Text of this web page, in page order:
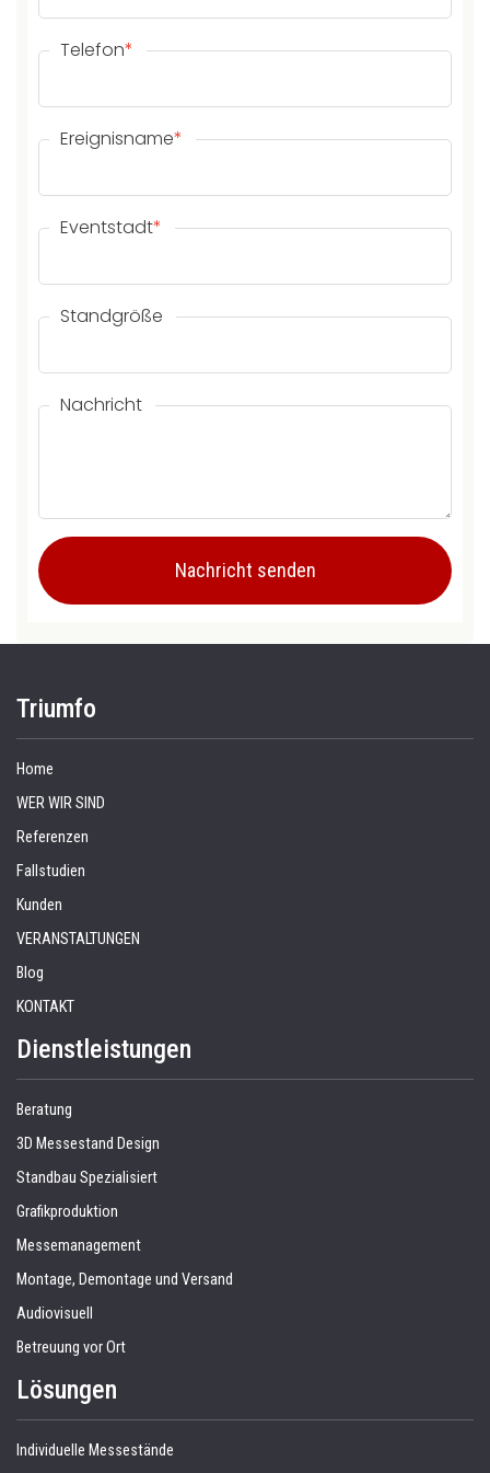
Telefon*
Ereignisname*
Eventstadt*
Standgröße
Nachricht
Triumfo
Home
WER WIR SIND
Referenzen
Fallstudien
Kunden
VERANSTALTUNGEN
Blog
KONTAKT
Dienstleistungen
Beratung
3D Messestand Design
Standbau Spezialisiert
Grafikproduktion
Messemanagement
Montage, Demontage und Versand
Audiovisuell
Betreuung vor Ort
Lösungen
Individuelle Messestände